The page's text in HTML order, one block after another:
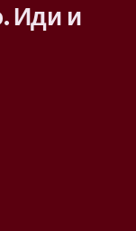
Иди и